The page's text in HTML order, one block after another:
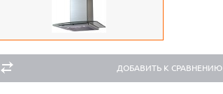
ДОБАВИТЬ К СРАВНЕНИЮ